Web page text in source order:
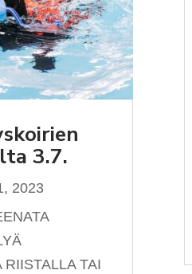
3.7.
2023
TAI